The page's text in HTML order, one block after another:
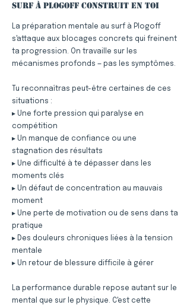
surf à Plogoff construit en toi
La préparation mentale au surf à Plogoff
s'attaque aux blocages concrets qui freinent
ta progression. On travaille sur les
mécanismes profonds — pas les symptômes.
Tu reconnaîtras peut-être certaines de ces
situations :
▸ Une forte pression qui paralyse en
compétition
▸ Un manque de confiance ou une
stagnation des résultats
▸ Une difficulté à te dépasser dans les
moments clés
▸ Un défaut de concentration au mauvais
moment
▸ Une perte de motivation ou de sens dans ta
pratique
▸ Des douleurs chroniques liées à la tension
mentale
▸ Un retour de blessure difficile à gérer
La performance durable repose autant sur le
mental que sur le physique. C'est cette